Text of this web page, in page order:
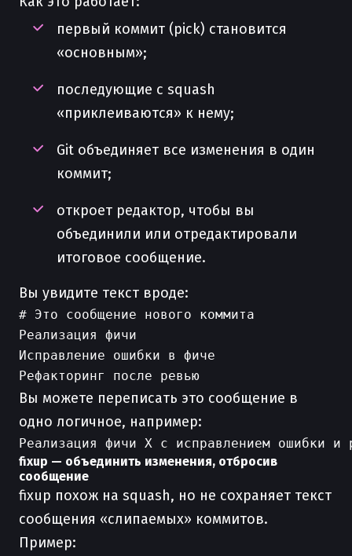
первый коммит (pick) становится
«основным»;
последующие с squash
«приклеиваются» к нему;
Git объединяет все изменения в один
коммит;
откроет редактор, чтобы вы
объединили или отредактировали
итоговое сообщение.
Вы увидите текст вроде:
# Это сообщение нового коммита
Реализация фичи
Исправление ошибки в фиче
Вы можете переписать это сообщение в
одно логичное, например:
fixup — объединить изменения, отбросив
сообщение
fixup похож на squash, но не сохраняет текст
сообщения «слипаемых» коммитов.
Пример: